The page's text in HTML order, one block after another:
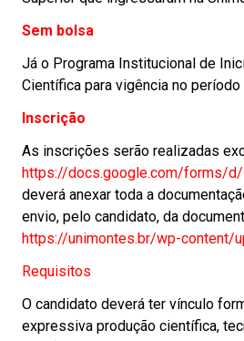
Sem bolsa
Já o Programa Institucional de
Científica para vigência no
Inscrição
As inscrições serão realizadas
https://docs.google.com/forms/d/
deverá anexar toda a
envio, pelo candidato, da
https://unimontes.br/wp-content/
Requisitos
O candidato deverá ter vínculo
expressiva produção científica,